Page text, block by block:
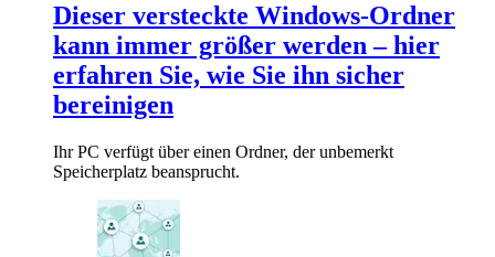
Dieser versteckte Windows-Ordner
kann immer größer werden – hier
erfahren Sie, wie Sie ihn sicher
bereinigen
Ihr PC verfügt über einen Ordner, der unbemerkt
Speicherplatz beansprucht.